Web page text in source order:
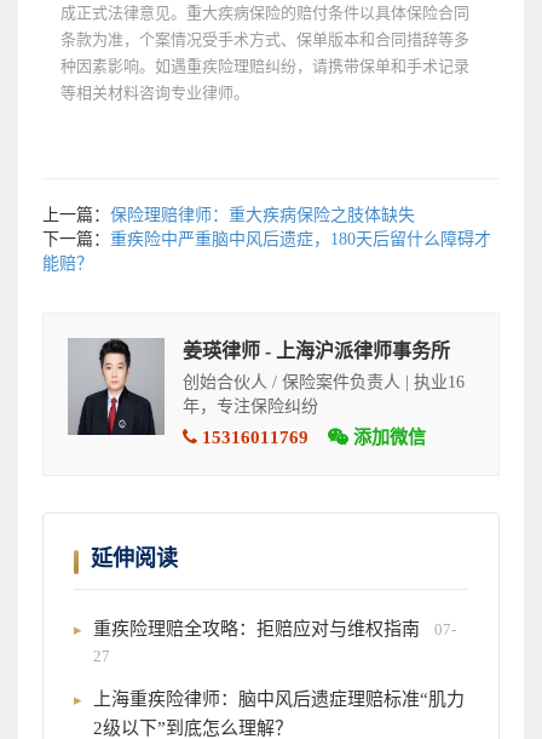
成正式法律意见。重大疾病保险的赔付条件以具体保险合同
条款为准，个案情况受手术方式、保单版本和合同措辞等多
种因素影响。如遇重疾险理赔纠纷，请携带保单和手术记录
等相关材料咨询专业律师。
上一篇： 保险理赔律师：重大疾病保险之肢体缺失
下一篇： 重疾险中严重脑中风后遗症，180天后留什么障碍才
能赔？
姜瑛律师 - 上海沪派律师事务所
创始合伙人 / 保险案件负责人 | 执业16
年，专注保险纠纷
15316011769 添加微信
延伸阅读
重疾险理赔全攻略：拒赔应对与维权指南
07-
27
上海重疾险律师：脑中风后遗症理赔标准“肌力
2级以下”到底怎么理解？